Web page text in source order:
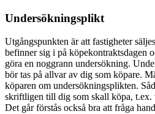
Undersökningsplikt
Utgångspunkten är att fastigheter
befinner sig i på köpekontraktsdagen
göra en noggrann undersökning.
bör tas på allvar av dig som köpare.
köparen om undersökningsplikten.
skriftligen till dig som skall köpa, t.ex.
Det går förstås också bra att fråga